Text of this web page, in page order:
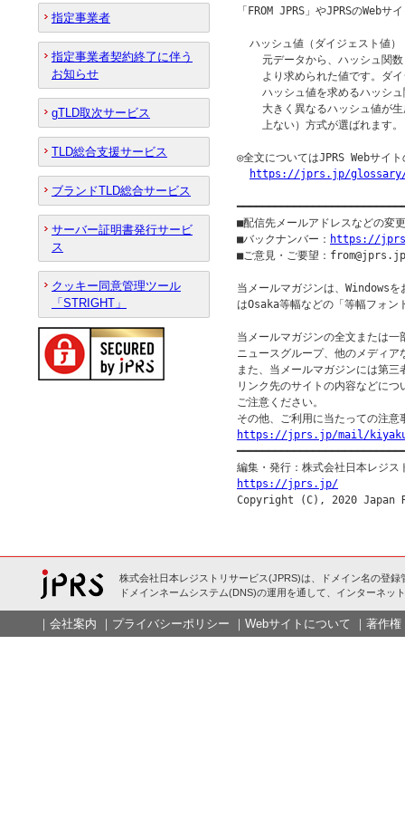
「FROM JPRS」やJPRSのWeb
  ハッシュ値（ダイジェスト値）
元データから、ハッシュ関
より求められた値です。ダ
ハッシュ値を求めるハッシ
大きく異なるハッシュ値が
上ない）方式が選ばれます
◎全文についてはJPRS Webサイ
https://jprs.jp/glossary/
■配信先メールアドレスなどの変
■バックナンバー： https://
■ご意見・ご要望：from@jprs.jp
当メールマガジンは、Windowsを
はOsaka等幅などの「等幅フォン
当メールマガジンの全文または一
ニュースグループ、他のメディ
また、当メールマガジンには第
リンク先のサイトの内容などに
ご注意ください。
https://jprs.jp/mail/
https://jprs.jp/
指定事業者
指定事業者契約終了に伴う
お知らせ
gTLD取次サービス
TLD総合支援サービス
ブランドTLD総合サービス
サーバー証明書発行サービ
ス
クッキー同意管理ツール
「STRIGHT」
株式会社日本レジストリサービス(JPRS)は、ドメイン名の登録
ドメインネームシステム(DNS)の運用を通して、インターネッ
｜ 会社案内 ｜ プライバシーポリシー ｜ Webサイトについて ｜ 著作権